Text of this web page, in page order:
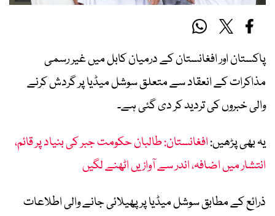
پاکستان اور افغانستان کے درمیان کابل میں غیر رسمی
مذاکرات کے انعقاد سے متعلق سوشل میڈیا پر گردش کرنے
والی خبروں کی تردید کر دی گئی ہے۔
یہ بھی پڑھیں:افغانستان: طالبان حکومت جبر کی بنیاد پر قائم،
انتشار میں اضافہ، اندر سے آوازیں اٹھنے لگیں
ذرائع کے مطابق سوشل میڈیا پر پھیلائی جانے والی اطلاعات